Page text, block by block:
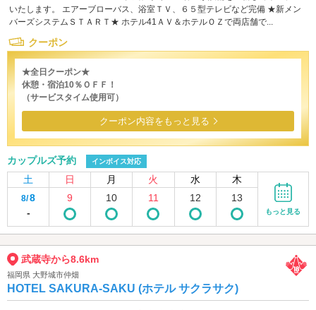
いたします。 エアーブローバス、浴室ＴＶ、６５型テレビなど完備 ★新メン
バーズシステムＳＴＡＲＴ★ ホテル41ＡＶ＆ホテルＯＺで両店舗で...
クーポン
★全日クーポン★
休憩・宿泊10％ＯＦＦ！
（サービスタイム使用可）
クーポン内容をもっと見る
カップルズ予約 インボイス対応
土 日 月 火 水 木
8/8
-
9 10 11 12 13
もっと見る
武蔵寺から8.6km
福岡県 大野城市仲畑
HOTEL SAKURA-SAKU (ホテル サクラサク)